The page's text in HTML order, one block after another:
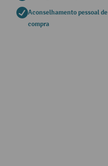
Aconselhamento pessoal de
compra